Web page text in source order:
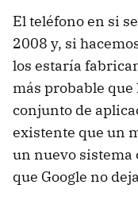
El teléfono en si
2008 y, si
los estaría
más probable que
conjunto de
existente que un
un nuevo sistema
que Google no